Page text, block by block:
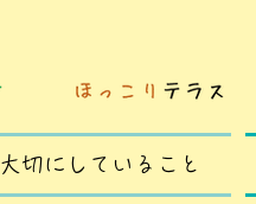
大切にしていること